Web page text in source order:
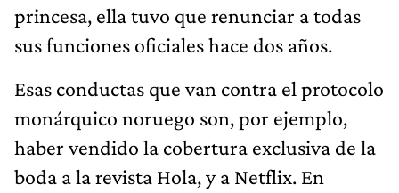
princesa, ella tuvo que renunciar a todas
sus funciones oficiales hace dos años.
Esas conductas que van contra el protocolo
monárquico noruego son, por ejemplo,
haber vendido la cobertura exclusiva de la
boda a la revista Hola, y a Netflix. En